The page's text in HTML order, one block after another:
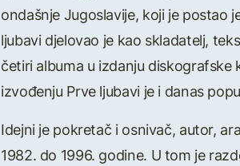
ondašnje Jugoslavije, koji je postao
ljubavi djelovao je kao skladatelj,
četiri albuma u izdanju
izvođenju Prve ljubavi je i danas
Idejni je pokretač i osnivač, autor,
1982. do 1996. godine. U tom je